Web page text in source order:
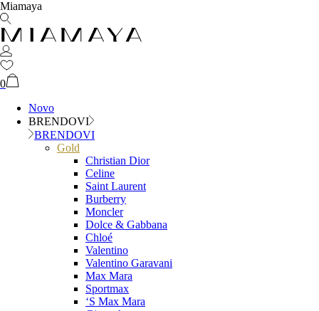
Miamaya
0
Novo
BRENDOVI
BRENDOVI
Gold
Christian Dior
Celine
Saint Laurent
Burberry
Moncler
Dolce & Gabbana
Chloé
Valentino
Valentino Garavani
Max Mara
Sportmax
‘S Max Mara